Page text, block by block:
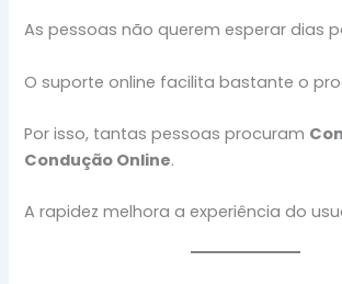
As pessoas não querem esperar dias
O suporte online facilita bastante o
Por isso, tantas pessoas procuram
Condução Online.
A rapidez melhora a experiência do